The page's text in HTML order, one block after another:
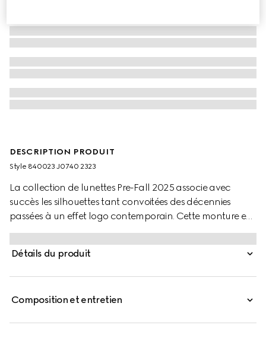
DESCRIPTION PRODUIT
Style ‎840023 J0740 2323
La collection de lunettes Pre-Fall 2025 associe avec
succès les silhouettes tant convoitées des décennies
passées à un effet logo contemporain. Cette monture en
acétate couleur écaille de tortue foncée est ornée d’un
détail GG enlacés et d’un logo Gucci gravé.
Détails du produit
Composition et entretien